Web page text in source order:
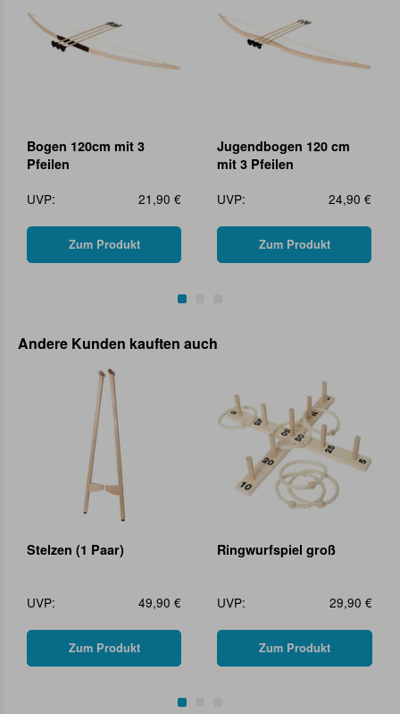
Bogen 120cm mit 3
Pfeilen
UVP:
21,90 €
Zum Produkt
Jugendbogen 120 cm
mit 3 Pfeilen
UVP:
24,90 €
Zum Produkt
Andere Kunden kauften auch
Stelzen (1 Paar)
UVP: 49,90 €
Zum Produkt
Ringwurfspiel groß
UVP: 29,90 €
Zum Produkt